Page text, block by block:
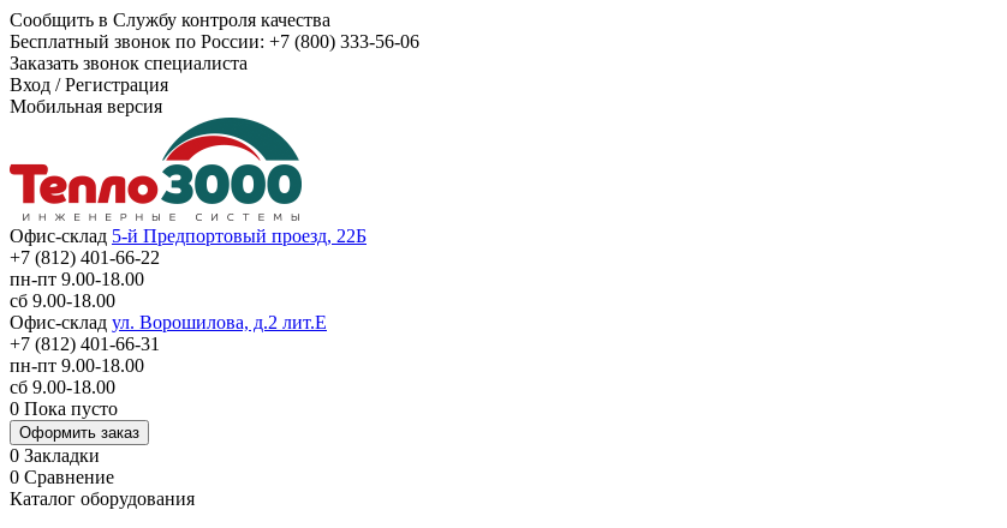
Сообщить в Службу контроля качества
Бесплатный звонок по России: +7 (800) 333-56-06
Заказать звонок специалиста
Вход /Регистрация
Мобильная версия
Офис-склад 5-й Предпортовый проезд, 22Б
+7 (812) 401-66-22
пн-пт 9.00-18.00
сб 9.00-18.00
Офис-склад ул. Ворошилова, д.2 лит.Е
+7 (812) 401-66-31
пн-пт 9.00-18.00
сб 9.00-18.00
0 Пока пусто
Оформить заказ
0 Закладки
0 Сравнение
Каталог оборудования